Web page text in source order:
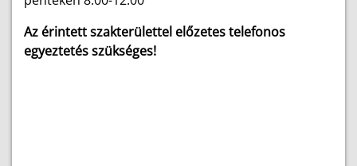
Az érintett szakterülettel előzetes telefonos
egyeztetés szükséges!